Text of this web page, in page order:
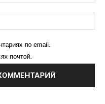
по email.
почтой.